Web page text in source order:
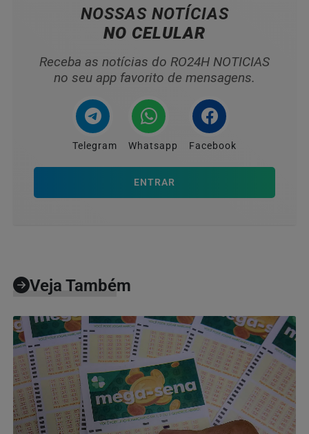
NOSSAS NOTÍCIAS
NO CELULAR
Receba as notícias do RO24H NOTICIAS
no seu app favorito de mensagens.
Telegram Whatsapp Facebook
ENTRAR
Veja Também